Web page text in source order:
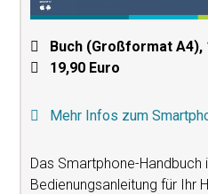
Buch (Großformat A4),
19,90 Euro
Mehr Infos zum
Das Smartphone-
Bedienungsanleitung für Ihr